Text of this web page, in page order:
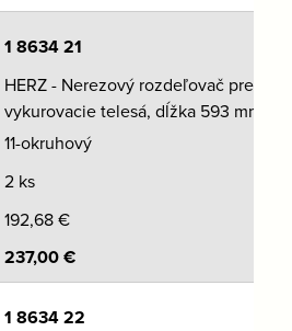
1 8634 21
HERZ - Nerezový rozdeľovač pre
vykurovacie telesá, dĺžka 593 mm
11-okruhový
2 ks
192,68€
237,00€
1 8634 22